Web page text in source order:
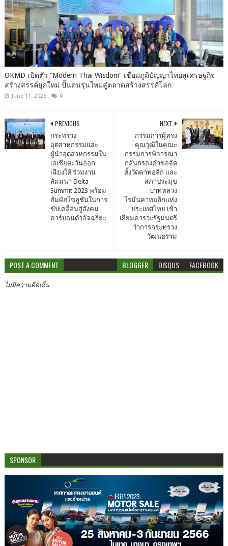
OKMD เปิดตัว “Modern Thai Wisdom” เชื่อมภูมิปัญญาไทยสู่เศรษฐกิจ
สร้างสรรค์ยุคใหม่ ปั้นคนรุ่นใหม่สู่ตลาดสร้างสรรค์โลก
June 11, 2026 0
NEXT
กรรมการผู้ทรง
คุณวุฒิในคณะ
กรรมการพิจารณา
กลั่นกรองคำขอจัด
ตั้งวัดคาทอลิก และ
สภาประมุข
บาทหลวง
โรมันคาทอลิกแห่ง
ประเทศไทย เข้า
เยี่ยมคารวะรัฐมนตรี
ว่าการกระทรวง
วัฒนธรรม
PREVIOUS
กระทรวง
อุตสาหกรรมและ
ผู้นำอุตสาหกรรมใน
เอเชียตะวันออก
เฉียงใต้ ร่วมงาน
สัมมนา Delta
Summit 2023 พร้อม
สัมผัสโซลูชันในการ
ขับเคลื่อนสู่สังคม
คาร์บอนต่ำอัจฉริยะ
POST A COMMENT BLOGGER DISQUS FACEBOOK
ไม่มีความคิดเห็น
SPONSOR